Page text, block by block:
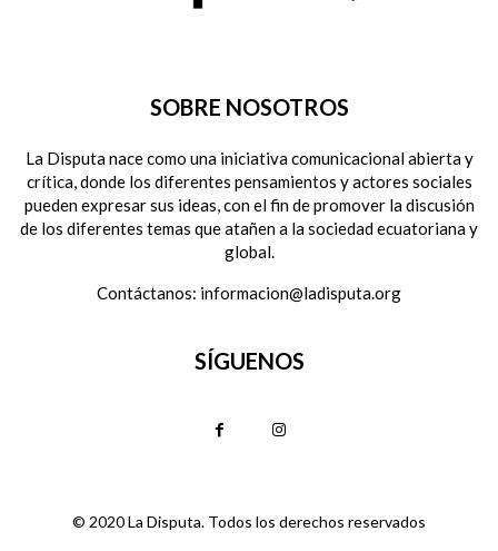
SOBRE NOSOTROS
La Disputa nace como una iniciativa comunicacional abierta y
crítica, donde los diferentes pensamientos y actores sociales
pueden expresar sus ideas, con el fin de promover la discusión
de los diferentes temas que atañen a la sociedad ecuatoriana y
global.
Contáctanos: informacion@ladisputa.org
SÍGUENOS
© 2020 La Disputa. Todos los derechos reservados